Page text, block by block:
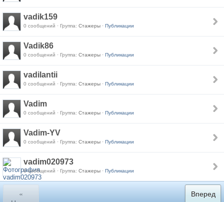
vadik159
0 сообщений · Группа: Стажеры · Публикации
Vadik86
0 сообщений · Группа: Стажеры · Публикации
vadilantii
0 сообщений · Группа: Стажеры · Публикации
Vadim
0 сообщений · Группа: Стажеры · Публикации
Vadim-YV
0 сообщений · Группа: Стажеры · Публикации
vadim020973
0 сообщений · Группа: Стажеры · Публикации
«
Вперед